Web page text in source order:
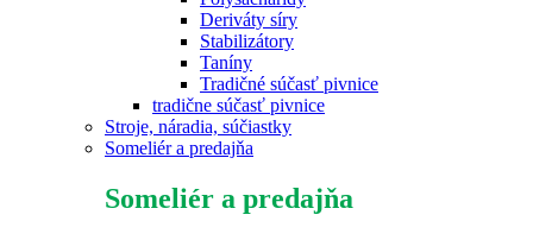
Deriváty síry
Stabilizátory
Taníny
Tradičné súčasť pivnice
tradične súčasť pivnice
Stroje, náradia, súčiastky
Someliér a predajňa
Someliér a predajňa